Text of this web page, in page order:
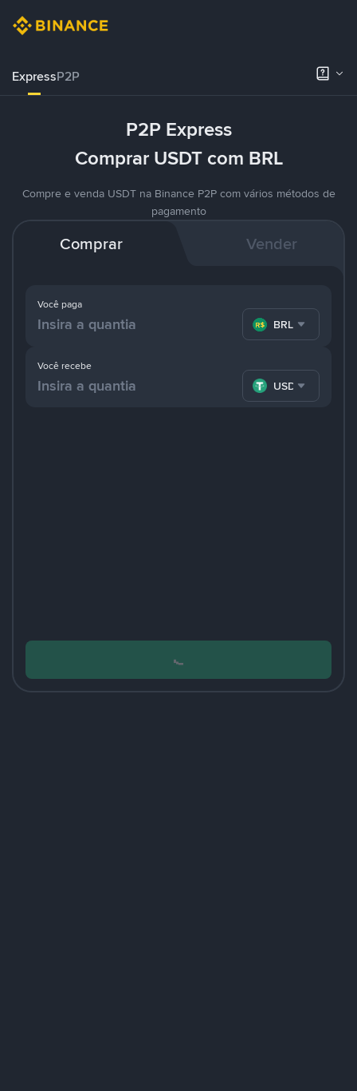
ExpressP2P
P2P Express
Comprar USDT com BRL
Compre e venda USDT na Binance P2P com vários métodos de
pagamento
Comprar Vender
Você paga
BRL
Você recebe
USDT